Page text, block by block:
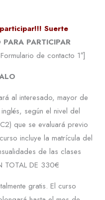
Suerte
PARA PARTICIPAR
de contacto 1″]
al interesado, mayor de
según el nivel del
que se evaluará previo
incluye la matrícula del
de las clases
TOTAL DE 330€
gratis. El curso